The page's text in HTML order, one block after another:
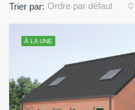
Trier par: Ordre par défaut
À LA UNE